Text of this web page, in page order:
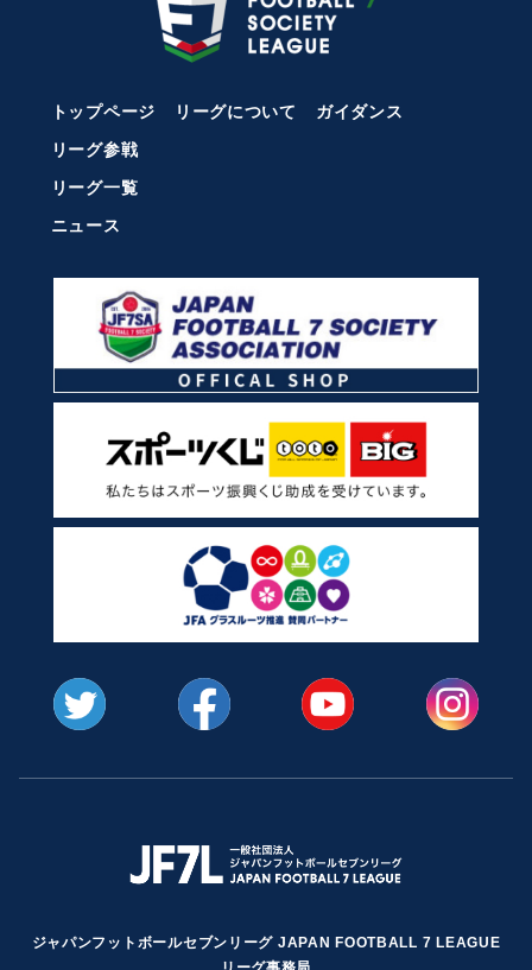
トップページ リーグについて
ガイダンス
リーグ参戦
リーグ一覧
ニュース
ジャパンフットボールセブンリーグ JAPAN FOOTBALL 7 LEAGUE